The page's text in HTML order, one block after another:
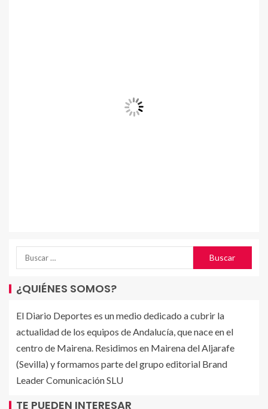
¿QUIÉNES SOMOS?
El Diario Deportes es un medio dedicado a cubrir la
actualidad de los equipos de Andalucía, que nace en el
centro de Mairena. Residimos en Mairena del Aljarafe
(Sevilla) y formamos parte del grupo editorial Brand
Leader Comunicación SLU
TE PUEDEN INTERESAR